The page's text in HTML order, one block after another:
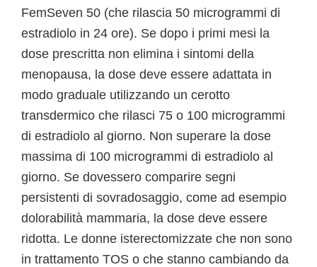
FemSeven 50 (che rilascia 50 microgrammi di
estradiolo in 24 ore). Se dopo i primi mesi la
dose prescritta non elimina i sintomi della
menopausa, la dose deve essere adattata in
modo graduale utilizzando un cerotto
transdermico che rilasci 75 o 100 microgrammi
di estradiolo al giorno. Non superare la dose
massima di 100 microgrammi di estradiolo al
giorno. Se dovessero comparire segni
persistenti di sovradosaggio, come ad esempio
dolorabilità mammaria, la dose deve essere
ridotta. Le donne isterectomizzate che non sono
in trattamento TOS o che stanno cambiando da